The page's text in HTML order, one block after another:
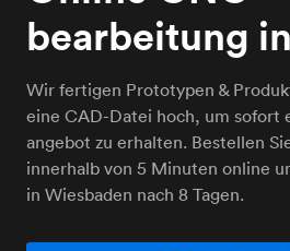
bearbeitung
Wir fertigen Prototypen &
eine CAD-Datei hoch, um sofort
angebot zu erhalten. Bestellen
innerhalb von 5 Minuten online
in Wiesbaden nach 8 Tagen.